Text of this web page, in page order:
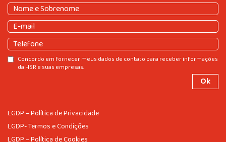
LGDP – Política de Privacidade
LGDP- Termos e Condições
LGDP – Política de Cookies
Nome
e
Sobrenome(obrigatório)
Nome
e
Sobrenome
E-
mail(obrigatório)
Telefone
Consentir
Concordo em fornecer meus dados de contato para receber informações
da HSR e suas empresas.